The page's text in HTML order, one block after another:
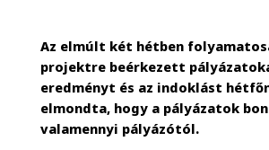
Az elmúlt két hétben
projektre beérkezett
eredményt és az indoklást
elmondta, hogy a pályázatok
valamennyi pályázótól.